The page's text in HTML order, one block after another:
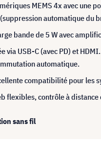
MEMS 4x avec une
automatique du
bande de 5 W avec
via USB-C (avec PD) et
automatique.
compatibilité pour les
flexibles, contrôle à distance
sans fil